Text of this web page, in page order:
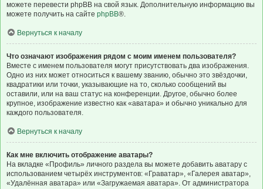
можете перевести phpBB на свой язык. Дополнительную информацию вы
можете получить на сайте phpBB®.
Вернуться к началу
Что означают изображения рядом с моим именем пользователя?
Вместе с именем пользователя могут присутствовать два изображения.
Одно из них может относиться к вашему званию, обычно это звёздочки,
квадратики или точки, указывающие на то, сколько сообщений вы
оставили, или на ваш статус на конференции. Другое, обычно более
крупное, изображение известно как «аватара» и обычно уникально для
каждого пользователя.
Вернуться к началу
Как мне включить отображение аватары?
На вкладке «Профиль» личного раздела вы можете добавить аватару с
использованием четырёх инструментов: «Граватар», «Галерея аватар»,
«Удалённая аватара» или «Загружаемая аватара». От администратора